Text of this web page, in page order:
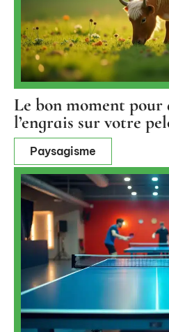
Le bon moment
l’engrais sur votre
Paysagisme